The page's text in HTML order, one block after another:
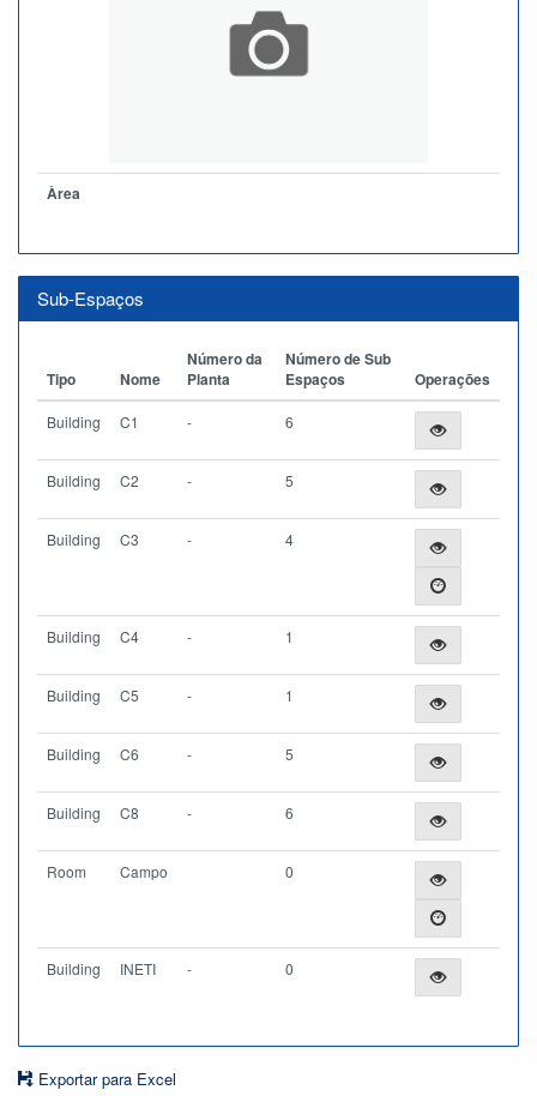
Àrea
Sub-Espaços
Tipo Nome
Número da
Planta
Número de Sub
Espaços
Operações
Building C1 - 6
Building C2 - 5
Building C3 - 4
Building C4 - 1
Building C5 - 1
Building C6 - 5
Building C8 - 6
Room Campo 0
Building INETI - 0
Exportar para Excel